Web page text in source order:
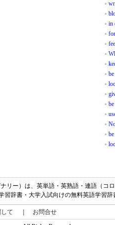
in
リー）は、英単語・英熟語・連語（コ
習辞書・大学入試向けの無料英語学習辞
て お問合せ